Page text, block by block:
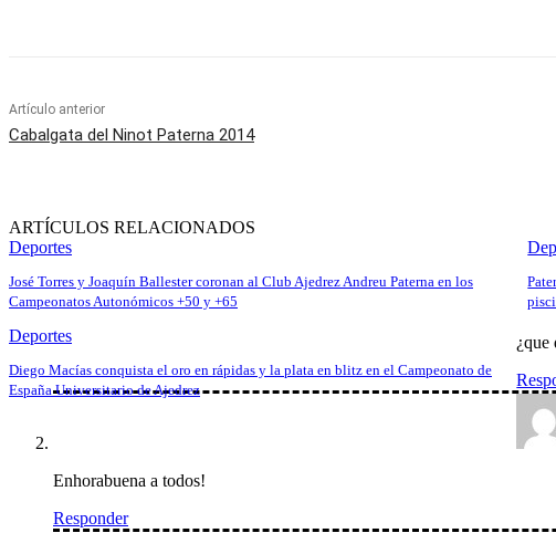
Artículo anterior
Cabalgata del Ninot Paterna 2014
ARTÍCULOS RELACIONADOS
Deportes
José Torres y Joaquín Ballester coronan al Club Ajedrez Andreu Paterna en los
Campeonatos Autonómicos +50 y +65
Deportes
Diego Macías conquista el oro en rápidas y la plata en blitz en el Campeonato de
España Universitario de Ajedrez
¿que
Enhorabuena a todos!
Responder